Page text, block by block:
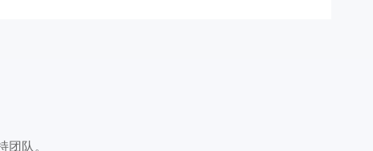
队。